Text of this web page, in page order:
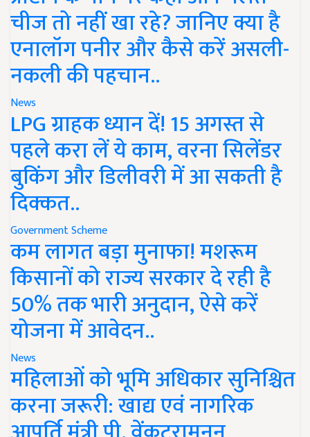
चीज तो नहीं खा रहे? जानिए क्या है
एनालॉग पनीर और कैसे करें असली-
नकली की पहचान..
News
LPG ग्राहक ध्यान दें! 15 अगस्त से
पहले करा लें ये काम, वरना सिलेंडर
बुकिंग और डिलीवरी में आ सकती है
दिक्कत..
Government Scheme
कम लागत बड़ा मुनाफा! मशरूम
किसानों को राज्य सरकार दे रही है
50% तक भारी अनुदान, ऐसे करें
योजना में आवेदन..
News
महिलाओं को भूमि अधिकार सुनिश्चित
करना जरूरी: खाद्य एवं नागरिक